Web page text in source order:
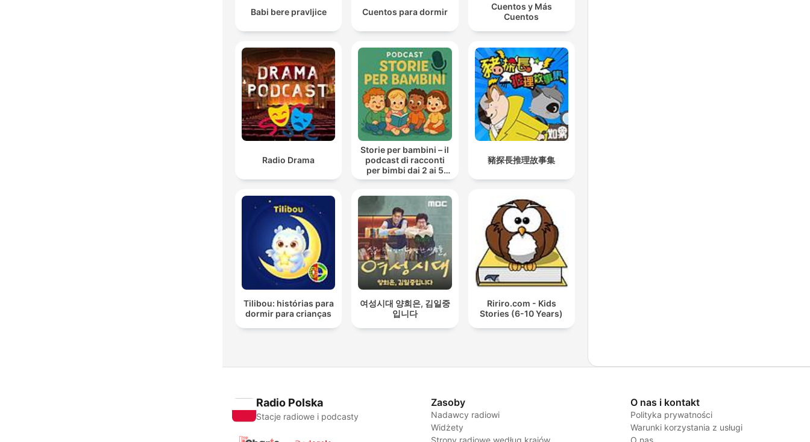
Babi bere pravljice Cuentos para dormir
Cuentos y Más
Cuentos
Radio Drama
Storie per bambini – il
podcast di racconti
per bimbi dai 2 ai 5
anni
豬探長推理故事集
Tilibou: histórias para
dormir para crianças
여성시대 양희은, 김일중
입니다
Ririro.com - Kids
Stories (6-10 Years)
Radio Polska
Stacje radiowe i podcasty
Zasoby
Nadawcy radiowi
Widżety
Strony radiowe według krajów
O nas i kontakt
Polityka prywatności
Warunki korzystania z usługi
O nas